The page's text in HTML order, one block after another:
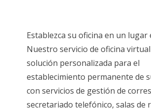
Establezca su oficina en un lugar
Nuestro servicio de oficina
solución personalizada para el
establecimiento permanente de
con servicios de gestión de
secretariado telefónico, salas de